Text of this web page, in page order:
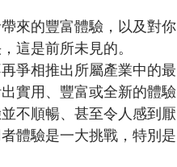
來的豐富體驗，以及對你
這是前所未見的。
爭相推出所屬產業中的最
實用、豐富或全新的體驗
不順暢、甚至令人感到厭
體驗是一大挑戰，特別是